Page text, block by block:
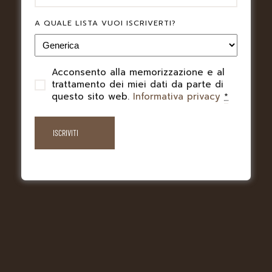
A QUALE LISTA VUOI ISCRIVERTI?
PRIVACY
Acconsento alla memorizzazione e al
trattamento dei miei dati da parte di
questo sito web.
A QUALE LISTA VUOI ISCRIVERTI?
PRIVACY
Acconsento alla memorizzazione e al
trattamento dei miei dati da parte di
questo sito web. Informativa privacy *